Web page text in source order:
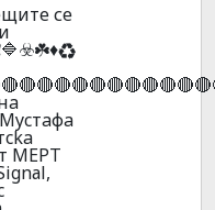
се
MEPT